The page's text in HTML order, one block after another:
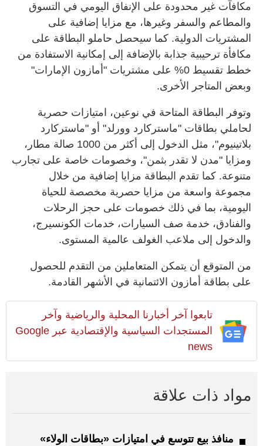
مكافآت غير محدودة على الإنفاق اليومي في التسوق
والمطاعم والسفر وغيرها، مع مزايا إضافية على
المشتريات الدولية. كما سيحصل حاملو البطاقة على
مكافأة ترحيبية جذابة بالإضافة إلى إمكانية الاستفادة من
خطط تقسيط 0% على مشتريات "أمازون الإمارات"
وبعض المتاجر الأخرى.
وتوفر البطاقة المتاحة في نوعين، امتيازات حصرية
لحاملي بطاقات "ماستركارد وورلد" أو "ماستركارد
بلاتينيوم"، مثل الدخول إلى أكثر من 1000 صالة مطار،
ومزايا "مدن لا تقدر بثمن"، وخصومات خاصة على تجارب
متنوعة. كما تقدم البطاقة مزايا إضافية من خلال
مجموعة واسعة من مزايا حصرية مخصصة للحياة
اليومية، بما في ذلك خصومات على حجز الرحلات
والفنادق، خدمة صف السيارات، خدمات الكونسيرج،
والدخول إلى ملاعب الغولف عالمية المستوى.
من المتوقع أن يتمكن المتعاملين من التقدم للحصول
على بطاقة أمازون الائتمانية في الأشهر القادمة.
تابعوا آخر أخبارنا المحلية والرياضية وآخر
المستجدات السياسية والإقتصادية عبر Google
news
مواد ذات علاقة
منافذ بيع تتوسع في امتيازات «بطاقات الولاء»